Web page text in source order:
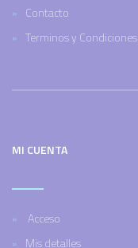
Contacto
Terminos y Condiciones
MI CUENTA
Acceso
Mis detalles